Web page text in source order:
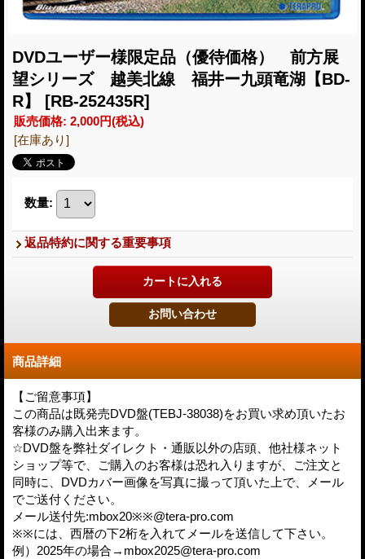
DVDユーザー様限定品（優待価格） 前方展
望シリーズ 越美北線 福井ー九頭竜湖【BD-
R】
[RB-252435R]
販売価格: 2,000円(税込)
[在庫あり]
数量:
返品特約に関する重要事項
商品詳細
【ご留意事項】
この商品は既発売DVD盤(TEBJ-38038)をお買い求め頂いたお
客様のみ購入出来ます。
☆DVD盤を弊社ダイレクト・通販以外の店頭、他社様ネット
ショップ等で、ご購入のお客様は恐れ入りますが、ご注文と
同時に、DVDカバー画像を写真に撮って頂いた上で、メール
でご送付ください。
メール送付先:mbox20※※@tera-pro.com
※※には、西暦の下2桁を入れてメールを送信して下さい。
例）2025年の場合→mbox2025@tera-pro.com